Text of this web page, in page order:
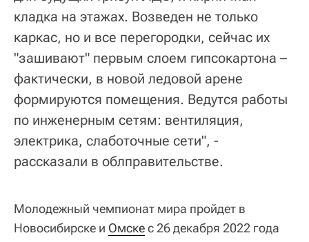
кладка на этажах. Возведен не только
каркас, но и все перегородки, сейчас их
"зашивают" первым слоем гипсокартона –
фактически, в новой ледовой арене
формируются помещения. Ведутся работы
по инженерным сетям: вентиляция,
электрика, слаботочные сети", -
рассказали в облправительстве.
Молодежный чемпионат мира пройдет в
Новосибирске и Омскес 26 декабря 2022 года